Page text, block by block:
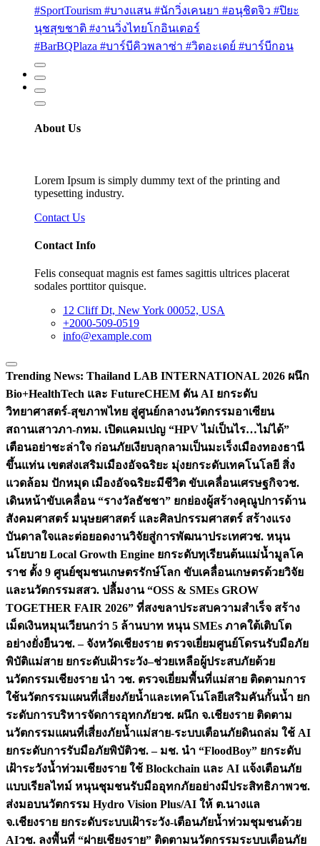
#SportTourism #บางแสน #นักวิ่งเคนยา #อนุชิตจิว #ปิยะ
นุชสุขชาติ #งานวิ่งไทยโกอินเตอร์
#BarBQPlaza #บาร์บีคิวพลาซ่า #วิตอะเดย์ #บาร์บีกอน
About Us
Lorem Ipsum is simply dummy text of the printing and
typesetting industry.
Contact Us
Contact Info
Felis consequat magnis est fames sagittis ultrices placerat
sodales porttitor quisque.
12 Cliff Dt, New York 00052, USA
+2000-509-0519
info@example.com
Trending News: Thailand LAB INTERNATIONAL 2026 ผนึก
Bio+HealthTech และ FutureCHEM ดัน AI ยกระดับ
วิทยาศาสตร์-สุขภาพไทย สู่ศูนย์กลางนวัตกรรมอาเซียน
สถานเสาวภา-กทม. เปิดแคมเปญ “HPV ไม่เป็นไร…ไม่ได้”
เตือนอย่าชะล่าใจ ก่อนภัยเงียบลุกลามเป็นมะเร็งเมืองทองธานี
ขึ้นแท่น เขตส่งเสริมเมืองอัจฉริยะ มุ่งยกระดับเทคโนโลยี สิ่ง
แวดล้อม ปักหมุด เมืองอัจฉริยะมีชีวิต ขับเคลื่อนเศรษฐกิจวช.
เดินหน้าขับเคลื่อน “รางวัลธัชชา” ยกย่องผู้สร้างคุณูปการด้าน
สังคมศาสตร์ มนุษยศาสตร์ และศิลปกรรมศาสตร์ สร้างแรง
บันดาลใจและต่อยอดงานวิจัยสู่การพัฒนาประเทศวช. หนุน
นโยบาย Local Growth Engine ยกระดับทุเรียนต้นแม่น้ำมูลโค
ราช ตั้ง 9 ศูนย์ชุมชนเกษตรรักษ์โลก ขับเคลื่อนเกษตรด้วยวิจัย
และนวัตกรรมสสว. ปลื้มงาน “OSS & SMEs GROW
TOGETHER FAIR 2026” ที่สงขลาประสบความสำเร็จ สร้าง
เม็ดเงินหมุนเวียนกว่า 5 ล้านบาท หนุน SMEs ภาคใต้เติบโต
อย่างยั่งยืนวช. – จังหวัดเชียงราย ตรวจเยี่ยมศูนย์โดรนรับมือภัย
พิบัติแม่สาย ยกระดับเฝ้าระวัง–ช่วยเหลือผู้ประสบภัยด้วย
นวัตกรรมเชียงราย นำ วช. ตรวจเยี่ยมพื้นที่แม่สาย ติดตามการ
ใช้นวัตกรรมแผนที่เสี่ยงภัยน้ำและเทคโนโลยีเสริมคันกั้นน้ำ ยก
ระดับการบริหารจัดการอุทกภัยวช. ผนึก จ.เชียงราย ติดตาม
นวัตกรรมแผนที่เสี่ยงภัยน้ำแม่สาย-ระบบเตือนภัยดินถล่ม ใช้ AI
ยกระดับการรับมือภัยพิบัติวช. – มช. นำ “FloodBoy” ยกระดับ
เฝ้าระวังน้ำท่วมเชียงราย ใช้ Blockchain และ AI แจ้งเตือนภัย
แบบเรียลไทม์ หนุนชุมชนรับมืออุทกภัยอย่างมีประสิทธิภาพวช.
ส่งมอบนวัตกรรม Hydro Vision Plus/AI ให้ ต.นางแล
จ.เชียงราย ยกระดับระบบเฝ้าระวัง-เตือนภัยน้ำท่วมชุมชนด้วย
AIวช. ลงพื้นที่ “ฝายเชียงราย” ติดตามนวัตกรรมระบบเตือนภัย